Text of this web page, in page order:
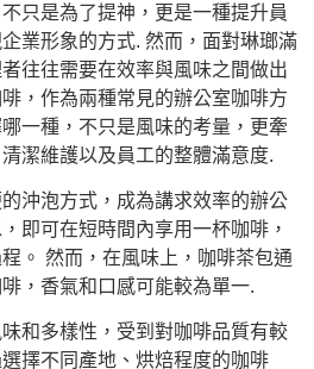
只是為了提神，更是一種提升員
業形象的方式. 然而，面對琳瑯滿
往往需要在效率與風味之間做出
，作為兩種常見的辦公室咖啡方
一種，不只是風味的考量，更牽
潔維護以及員工的整體滿意度.
沖泡方式，成為講求效率的辦公
即可在短時間內享用一杯咖啡，
。 然而，在風味上，咖啡茶包通
，香氣和口感可能較為單一.
和多樣性，受到對咖啡品質有較
擇不同產地、烘焙程度的咖啡